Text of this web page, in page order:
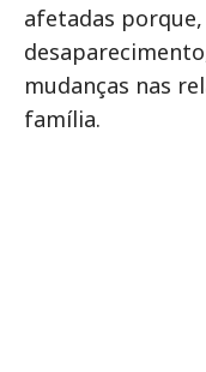
afetadas
mudanças nas
família.